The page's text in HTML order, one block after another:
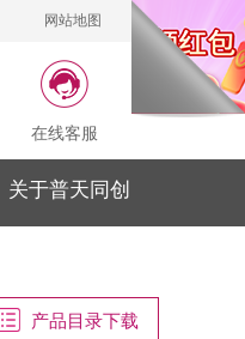
网站地图
在线客服
关于普天同创
产品目录下载